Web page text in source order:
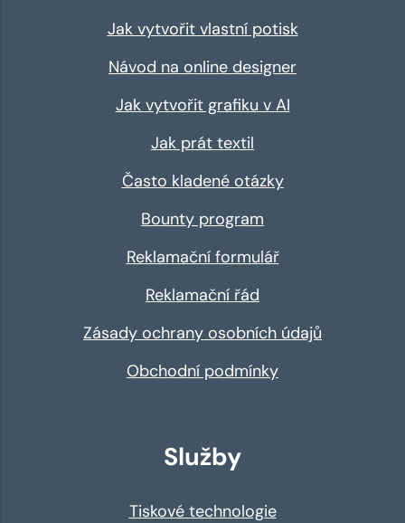
Jak vytvořit vlastní potisk
Návod na online designer
Jak vytvořit grafiku v AI
Jak prát textil
Často kladené otázky
Bounty program
Reklamační formulář
Reklamační řád
Zásady ochrany osobních údajů
Obchodní podmínky
Služby
Tiskové technologie